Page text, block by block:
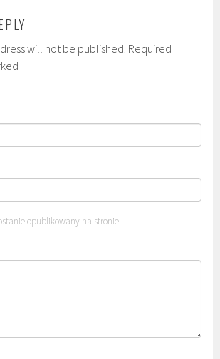
will not be published. Required
opublikowany na stronie.